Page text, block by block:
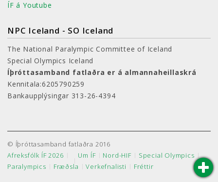
ÍF á Youtube
NPC Iceland - SO Iceland
The National Paralympic Committee of Iceland
Special Olympics Iceland
Íþróttasamband fatlaðra er á almannaheillaskrá
Kennitala:6205790259
Bankaupplýsingar 313-26-4394
© Íþróttasamband fatlaðra 2016
Afreksfólk ÍF 2026
Um ÍF Nord-HIF
Special Olympics
Paralympics
Fræðsla Verkefnalisti Fréttir